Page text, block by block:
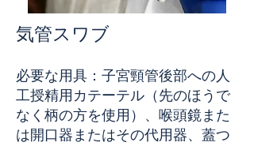
気管スワブ
必要な用具：子宮頸管後部への人
工授精用カテーテル（先のほうで
なく柄の方を使用）、喉頭鏡また
は開口器またはその代用器、蓋つ